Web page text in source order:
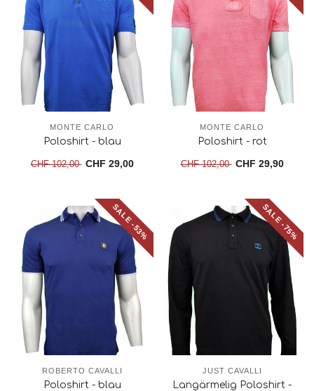
MONTE CARLO
Poloshirt - blau
CHF 102,00 CHF 29,00
MONTE CARLO
Poloshirt - rot
CHF 102,00 CHF 29,90
SALE -53%
ROBERTO CAVALLI
Poloshirt - blau
SALE -75%
JUST CAVALLI
Langärmelig Poloshirt -